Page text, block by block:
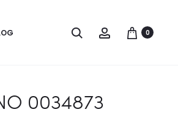
Search Account0
0034873